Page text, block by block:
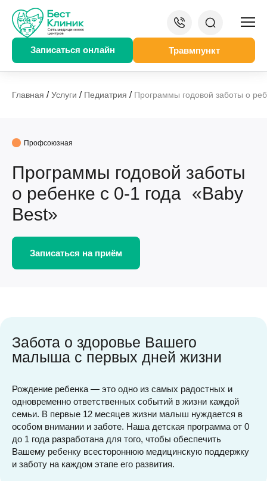
Записаться онлайн Травмпункт
Главная / Услуги / Педиатрия / Программы годовой заботы о
Профсоюзная
Программы годовой заботы
о ребенке с 0-1 года «Baby
Best»
Записаться на приём
Забота о здоровье Вашего
малыша с первых дней жизни
Рождение ребенка — это одно из самых радостных и
одновременно ответственных событий в жизни каждой
семьи. В первые 12 месяцев жизни малыш нуждается в
особом внимании и заботе. Наша детская программа от 0
до 1 года разработана для того, чтобы обеспечить
Вашему ребенку всестороннюю медицинскую поддержку
и заботу на каждом этапе его развития.